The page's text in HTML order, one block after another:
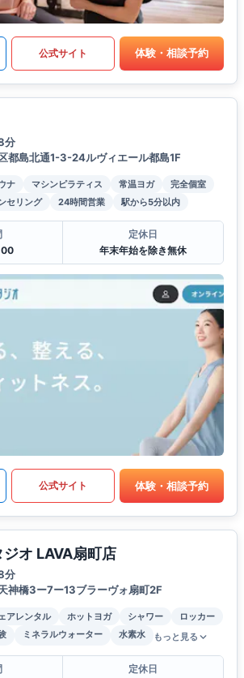
公式サイト 体験・相談予約
分
都島北通1-3-24ルヴィエール都島1F
ナ マシンピラティス 常温ヨガ
完全個室
セリング 24時間営業 駅から5分以内
定休日
年末年始を除き無休
公式サイト 体験・相談予約
オ LAVA扇町店
分
神橋3ー7ー13ブラーヴォ扇町2F
アレンタル ホットヨガ シャワー
ロッカー
ミネラルウォーター 水素水 もっと見る
定休日